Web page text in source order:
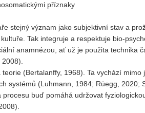
příznaky
stejný význam jako subjektivní stav a
Tak integruje a respektuje bio-
anamnézou, ať už je použita technika
(Bertalanffy, 1968). Ta vychází mimo
systémů (Luhmann, 1984; Rüegg, 2020;
buď pomáhá udržovat